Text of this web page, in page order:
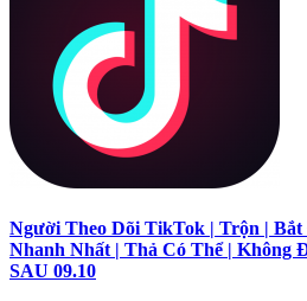
Người Theo Dõi TikTok | Trộn |
Nhanh Nhất | Thả Có Thể | Không
SAU 09.10